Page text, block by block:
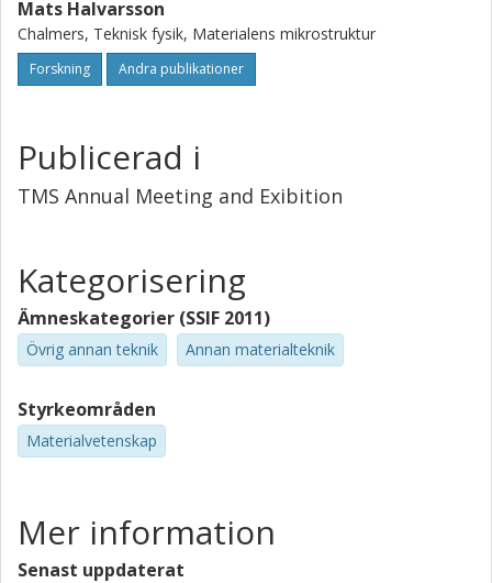
Mats Halvarsson
Chalmers, Teknisk fysik, Materialens mikrostruktur
Forskning Andra publikationer
Publicerad i
TMS Annual Meeting and Exibition
Kategorisering
Ämneskategorier (SSIF 2011)
Övrig annan teknik Annan materialteknik
Styrkeområden
Materialvetenskap
Mer information
Senast uppdaterat